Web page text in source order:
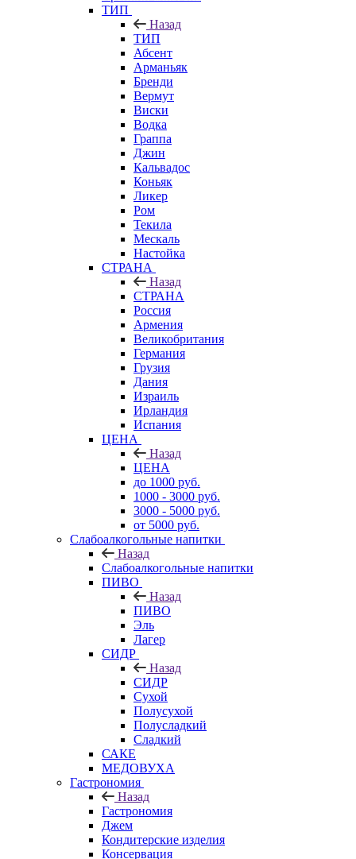
ТИП
Назад
ТИП
Абсент
Арманьяк
Бренди
Вермут
Виски
Водка
Граппа
Джин
Кальвадос
Коньяк
Ликер
Ром
Текила
Мескаль
Настойка
СТРАНА
Назад
СТРАНА
Россия
Армения
Великобритания
Германия
Грузия
Дания
Израиль
Ирландия
Испания
ЦЕНА
Назад
ЦЕНА
до 1000 руб.
1000 - 3000 руб.
3000 - 5000 руб.
от 5000 руб.
Слабоалкогольные напитки
Назад
Слабоалкогольные напитки
ПИВО
Назад
ПИВО
Эль
Лагер
СИДР
Назад
СИДР
Сухой
Полусухой
Полусладкий
Сладкий
САКЕ
МЕДОВУХА
Гастрономия
Назад
Гастрономия
Джем
Кондитерские изделия
Консервация